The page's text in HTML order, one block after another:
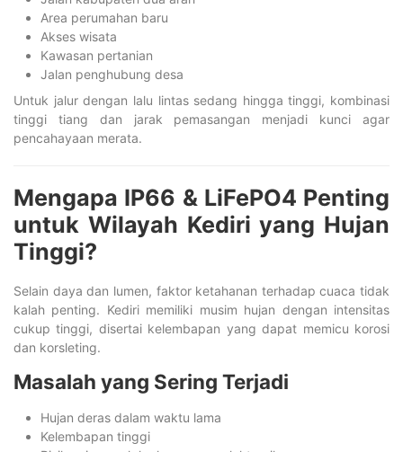
Area perumahan baru
Akses wisata
Kawasan pertanian
Jalan penghubung desa
Untuk jalur dengan lalu lintas sedang hingga tinggi, kombinasi
tinggi tiang dan jarak pemasangan menjadi kunci agar
pencahayaan merata.
Mengapa IP66 & LiFePO4 Penting
untuk Wilayah Kediri yang Hujan
Tinggi?
Selain daya dan lumen, faktor ketahanan terhadap cuaca tidak
kalah penting. Kediri memiliki musim hujan dengan intensitas
cukup tinggi, disertai kelembapan yang dapat memicu korosi
dan korsleting.
Masalah yang Sering Terjadi
Hujan deras dalam waktu lama
Kelembapan tinggi